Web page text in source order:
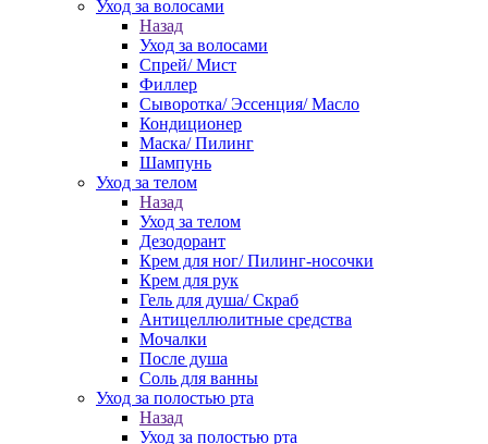
Уход за волосами
Назад
Уход за волосами
Спрей/ Мист
Филлер
Сыворотка/ Эссенция/ Масло
Кондиционер
Маска/ Пилинг
Шампунь
Уход за телом
Назад
Уход за телом
Дезодорант
Крем для ног/ Пилинг-носочки
Крем для рук
Гель для душа/ Скраб
Антицеллюлитные средства
Мочалки
После душа
Соль для ванны
Уход за полостью рта
Назад
Уход за полостью рта